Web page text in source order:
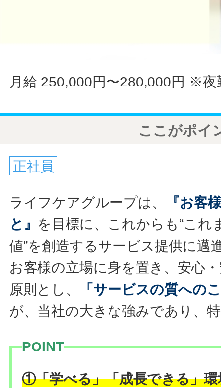
月給 250,000円〜280,000円 ※夜
ここがポイ
正社員
ライフケアグループは、
『お客
と』 を目標に、これからも“これ
値”を創造するサービス提供に邁
お客様の立場に身を置き、安心
原則とし、
「サービスの質への
が、当社の大きな強みであり、
POINT
①「学べる」「成長できる」環